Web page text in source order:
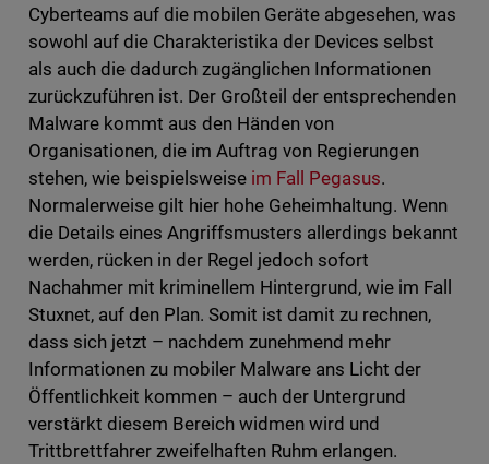
Cyberteams auf die mobilen Geräte abgesehen, was
sowohl auf die Charakteristika der Devices selbst
als auch die dadurch zugänglichen Informationen
zurückzuführen ist. Der Großteil der entsprechenden
Malware kommt aus den Händen von
Organisationen, die im Auftrag von Regierungen
stehen, wie beispielsweise im Fall Pegasus.
Normalerweise gilt hier hohe Geheimhaltung. Wenn
die Details eines Angriffsmusters allerdings bekannt
werden, rücken in der Regel jedoch sofort
Nachahmer mit kriminellem Hintergrund, wie im Fall
Stuxnet, auf den Plan. Somit ist damit zu rechnen,
dass sich jetzt – nachdem zunehmend mehr
Informationen zu mobiler Malware ans Licht der
Öffentlichkeit kommen – auch der Untergrund
verstärkt diesem Bereich widmen wird und
Trittbrettfahrer zweifelhaften Ruhm erlangen.